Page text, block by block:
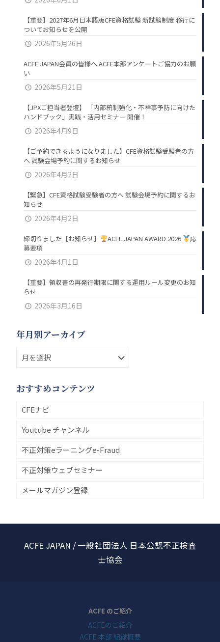
【重要】2027年6月日本語版CFE資格試験 新試験制度 移行に
ついてお知らせを公開
2026年5月26日
ACFE JAPAN会員の皆様へ ACFE本部アンケートご協力のお願
い
2026年5月21日
【JPXご担当者登壇】 「内部統制強化・不祥事予防に向けた
ハンドブック」実践・活用セミナー 開催！
2026年4月9日
【ご予約できるようになりました】CFE資格試験受験者の方
へ 試験会場予約に関するお知らせ
2026年4月2日
【緊急】CFE資格試験受験者の方へ 試験会場予約に関するお
知らせ
2026年4月2日
締切りました【お知らせ】 ACFE JAPAN AWARD 2026
応
募要項
2026年4月1日
【重要】領収書の再発行期限に関する運用ルール変更のお知
らせ
2026年3月16日
年月別アーカイブ
おすすめコンテンツ
CFEナビ
Youtube チャンネル
不正対策eラーニングe-Fraud
不正対策ウェブセミナー
メールマガジン登録
ACFE JAPAN / 一般社団法人 日本公認不正検査
士協会
ACFE のご紹介
ACFEのご紹介
ACFE 本部 組織概要